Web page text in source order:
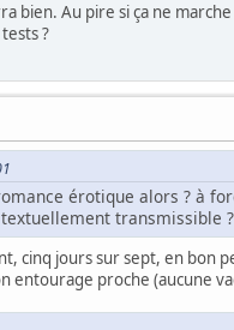
bien. Au pire si ça ne
?
érotique alors ? à
transmissible ?
cinq jours sur sept, en
entourage proche (aucune